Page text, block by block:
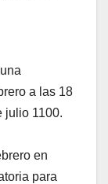
a las 18
julio 1100.
en
para